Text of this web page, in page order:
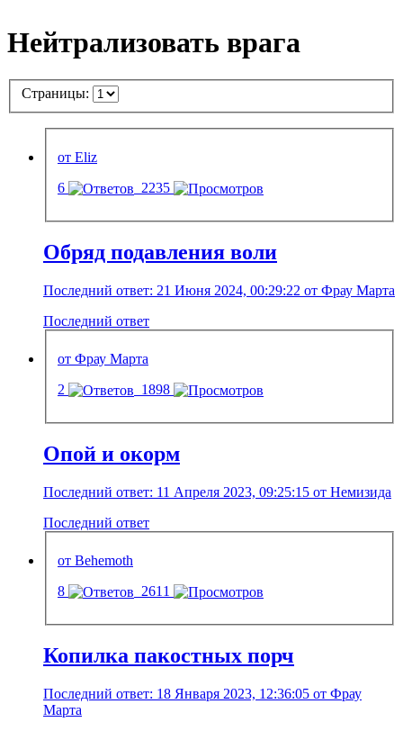
Нейтрализовать врага
Страницы:
от Eliz
6
2235
Обряд подавления воли
Последний ответ: 21 Июня 2024, 00:29:22 от Фрау Марта
Последний ответ
от Фрау Марта
2
1898
Опой и окорм
Последний ответ: 11 Апреля 2023, 09:25:15 от Немизида
Последний ответ
от Behemoth
8
2611
Копилка пакостных порч
Последний ответ: 18 Января 2023, 12:36:05 от Фрау
Марта